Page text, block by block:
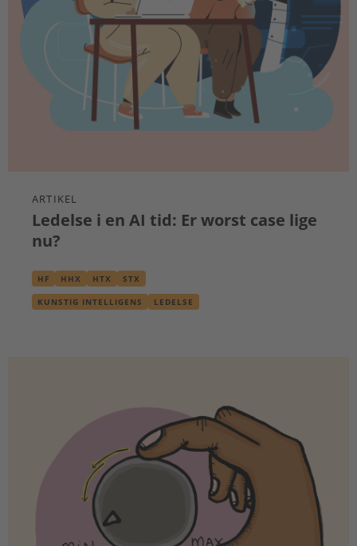
ARTIKEL
Ledelse i en AI tid: Er worst case lige
nu?
HF HHX HTX STX
KUNSTIG INTELLIGENS LEDELSE